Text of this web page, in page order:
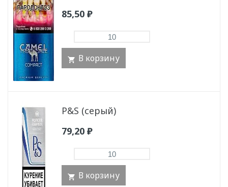
85,50 ₽
В корзину
P&S (серый)
79,20 ₽
В корзину